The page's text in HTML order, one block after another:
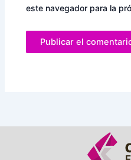
este navegador para la